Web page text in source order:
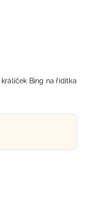
Bing na řídítka